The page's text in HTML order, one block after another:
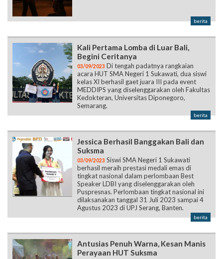
berita
Kali Pertama Lomba di Luar Bali,
Begini Ceritanya
03/09/2023 Di tengah padatnya rangkaian
acara HUT SMA Negeri 1 Sukawati, dua siswi
kelas XI berhasil gaet juara III pada event
MEDDIPS yang diselenggarakan oleh Fakultas
Kedokteran, Universitas Diponegoro,
Semarang.
berita
Jessica Berhasil Banggakan Bali dan
Suksma
03/09/2023 Siswi SMA Negeri 1 Sukawati
berhasil meraih prestasi medali emas di
tingkat nasional dalam perlombaan Best
Speaker LDBI yang diselenggarakan oleh
Puspresnas. Perlombaan tingkat nasional ini
dilaksanakan tanggal 31 Juli 2023 sampai 4
Agustus 2023 di UPJ Serang, Banten.
berita
Antusias Penuh Warna, Kesan Manis
Perayaan HUT Suksma